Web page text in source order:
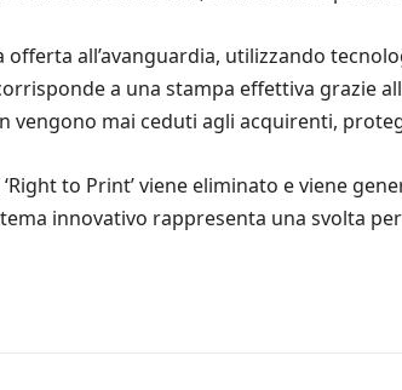
offerta all’avanguardia, utilizzando
a una stampa effettiva grazie
vengono mai ceduti agli acquirenti,
to Print’ viene eliminato e viene
innovativo rappresenta una svolta